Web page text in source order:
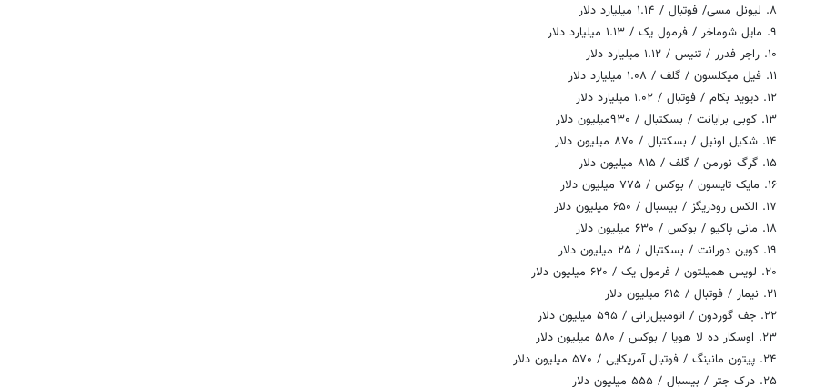
۸. لیونل مسی/ فوتبال / ۱.۱۴ میلیارد دلار
۹. مایل شوماخر / فرمول یک / ۱.۱۳ میلیارد دلار
۱۰. راجر فدرر / تنیس / ۱.۱۲ میلیارد دلار
۱۱. فیل میکلسون / گلف / ۱.۰۸ میلیارد دلار
۱۲. دیوید بکام / فوتبال / ۱.۰۲ میلیارد دلار
۱۳. کوبی برایانت / بسکتبال / ۹۳۰میلیون دلار
۱۴. شکیل اونیل / بسکتبال / ۸۷۰ میلیون دلار
۱۵. گرگ نورمن / گلف / ۸۱۵ میلیون دلار
۱۶. مایک تایسون / بوکس / ۷۷۵ میلیون دلار
۱۷. الکس رودریگز / بیسبال / ۶۵۰ میلیون دلار
۱۸. مانی پاکیو / بوکس / ۶۳۰ میلیون دلار
۱۹. کوین دورانت / بسکتبال / ۲۵ میلیون دلار
۲۰. لویس همیلتون / فرمول یک / ۶۲۰ میلیون دلار
۲۱. نیمار / فوتبال / ۶۱۵ میلیون دلار
۲۲. جف گوردون / اتومبیل‌رانی / ۵۹۵ میلیون دلار
۲۳. اوسکار ده لا هویا / بوکس / ۵۸۰ میلیون دلار
۲۴. پیتون مانینگ / فوتبال آمریکایی / ۵۷۰ میلیون دلار
۲۵. درک جتر / بیسبال / ۵۵۵ میلیون دلار